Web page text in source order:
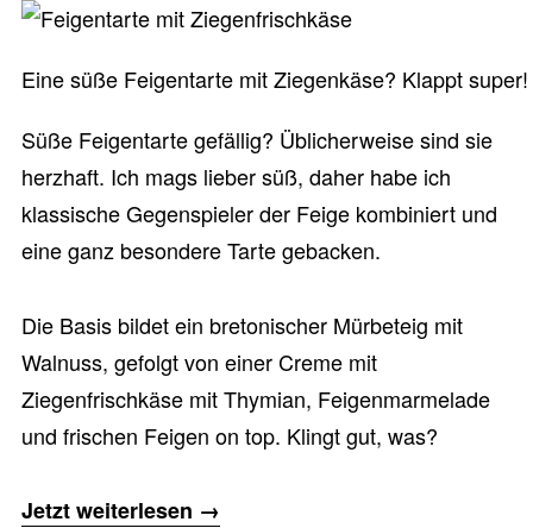
Eine süße Feigentarte mit Ziegenkäse? Klappt super!
Süße Feigentarte gefällig? Üblicherweise sind sie
herzhaft. Ich mags lieber süß, daher habe ich
klassische Gegenspieler der Feige kombiniert und
eine ganz besondere Tarte gebacken.
Die Basis bildet ein bretonischer Mürbeteig mit
Walnuss, gefolgt von einer Creme mit
Ziegenfrischkäse mit Thymian, Feigenmarmelade
und frischen Feigen on top. Klingt gut, was?
Jetzt weiterlesen „Süße
→